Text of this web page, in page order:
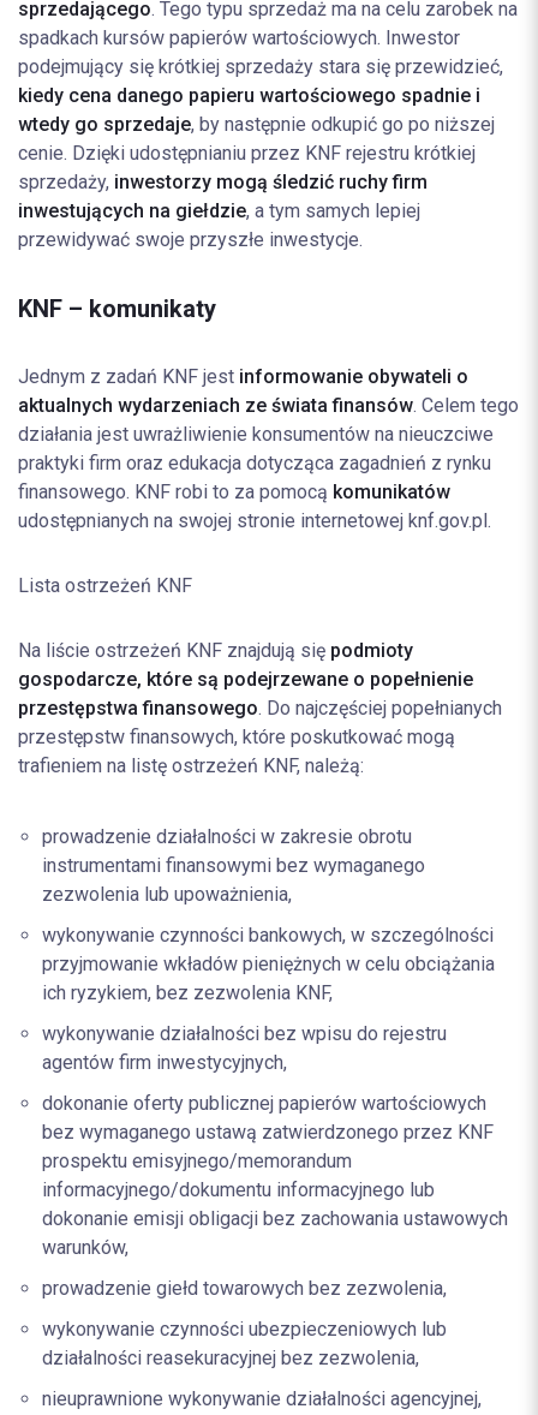
sprzedającego. Tego typu sprzedaż ma na celu zarobek na
spadkach kursów papierów wartościowych. Inwestor
podejmujący się krótkiej sprzedaży stara się przewidzieć,
kiedy cena danego papieru wartościowego spadnie i
wtedy go sprzedaje, by następnie odkupić go po niższej
cenie. Dzięki udostępnianiu przez KNF rejestru krótkiej
sprzedaży, inwestorzy mogą śledzić ruchy firm
inwestujących na giełdzie, a tym samych lepiej
przewidywać swoje przyszłe inwestycje.
KNF – komunikaty
Jednym z zadań KNF jest informowanie obywateli o
aktualnych wydarzeniach ze świata finansów. Celem tego
działania jest uwrażliwienie konsumentów na nieuczciwe
praktyki firm oraz edukacja dotycząca zagadnień z rynku
finansowego. KNF robi to za pomocą komunikatów
udostępnianych na swojej stronie internetowej knf.gov.pl.
Lista ostrzeżeń KNF
Na liście ostrzeżeń KNF znajdują się podmioty
gospodarcze, które są podejrzewane o popełnienie
przestępstwa finansowego. Do najczęściej popełnianych
przestępstw finansowych, które poskutkować mogą
trafieniem na listę ostrzeżeń KNF, należą:
prowadzenie działalności w zakresie obrotu
instrumentami finansowymi bez wymaganego
zezwolenia lub upoważnienia,
wykonywanie czynności bankowych, w szczególności
przyjmowanie wkładów pieniężnych w celu obciążania
ich ryzykiem, bez zezwolenia KNF,
wykonywanie działalności bez wpisu do rejestru
agentów firm inwestycyjnych,
dokonanie oferty publicznej papierów wartościowych
bez wymaganego ustawą zatwierdzonego przez KNF
prospektu emisyjnego/memorandum
informacyjnego/dokumentu informacyjnego lub
dokonanie emisji obligacji bez zachowania ustawowych
warunków,
prowadzenie giełd towarowych bez zezwolenia,
wykonywanie czynności ubezpieczeniowych lub
działalności reasekuracyjnej bez zezwolenia,
nieuprawnione wykonywanie działalności agencyjnej,